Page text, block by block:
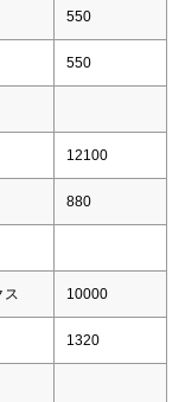
550
550
12100
880
ス 10000
1320